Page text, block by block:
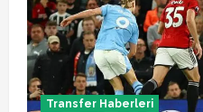
Transfer Haberleri